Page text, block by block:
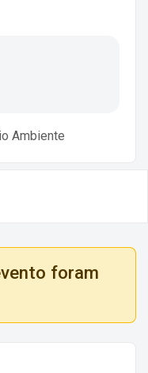
Ambiente
foram